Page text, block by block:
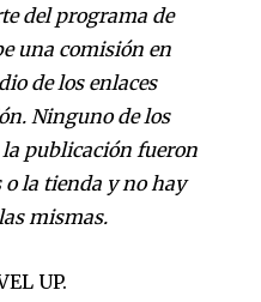
del programa de
una comisión en
de los enlaces
Ninguno de los
publicación fueron
o la tienda y no hay
mismas.
UP.